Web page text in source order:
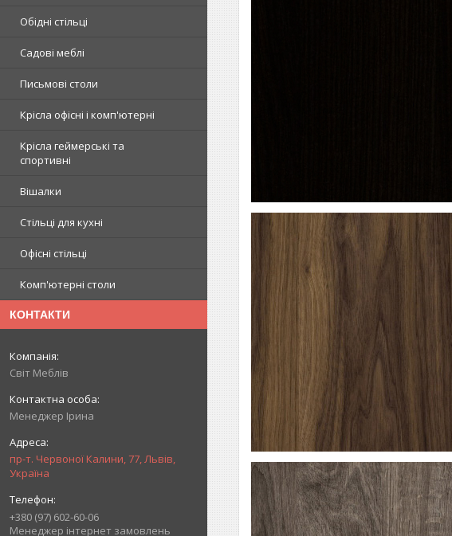
Обідні стільці
Садові меблі
Письмові столи
Крісла офісні і комп'ютерні
Крісла геймерські та
спортивні
Вішалки
Стільці для кухні
Офісні стільці
Комп'ютерні столи
КОНТАКТИ
Світ Меблів
Менеджер Ірина
пр-т. Червоної Калини, 77, Львів,
Україна
+380 (97) 602-60-06
Менеджер інтернет замовлень